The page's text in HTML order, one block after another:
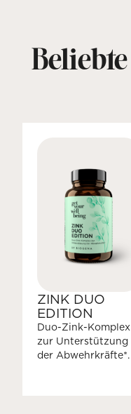
Beliebte
ZINK DUO
EDITION
Duo-Zink-Komplex
zur Unterstützung
der Abwehrkräfte*.